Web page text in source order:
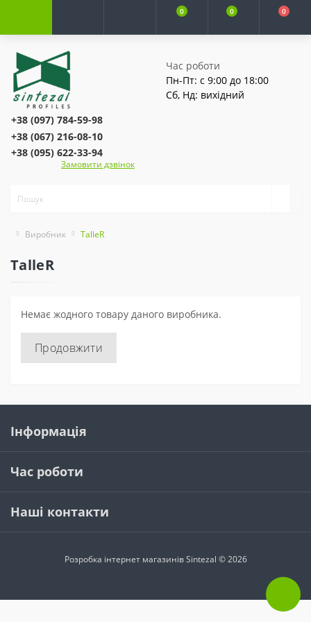
0 0 0
Час роботи
Пн-Пт: с 9:00 до 18:00
Сб, Нд: вихідний
+38 (097) 784-59-98
+38 (067) 216-08-10
+38 (095) 622-33-94
Замовити дзвінок
Виробник TalleR
TalleR
Немає жодного товару даного виробника.
Продовжити
Інформація
Час роботи
Наші контакти
Розробка інтернет магазинівSintezal © 2026